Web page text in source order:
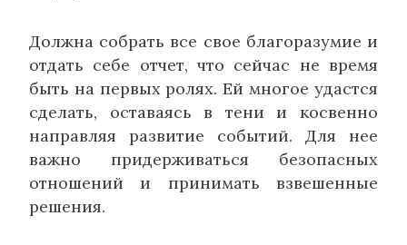
Должна собрать все свое благоразумие и
отдать себе отчет, что сейчас не время
быть на первых ролях. Ей многое удастся
сделать, оставаясь в тени и косвенно
направляя развитие событий. Для нее
важно придерживаться безопасных
отношений и принимать взвешенные
решения.